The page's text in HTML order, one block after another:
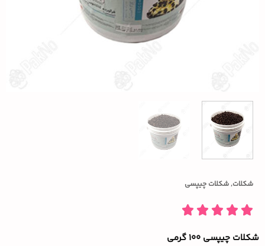
شکلات,شکلات چیپسی
شکلات چیپسی ۱۰۰ گرمی